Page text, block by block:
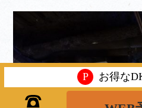
P お得な